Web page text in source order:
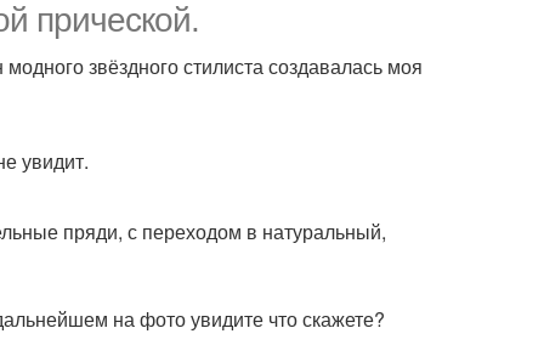
прической.
звёздного стилиста создавалась моя
увидит.
пряди, с переходом в натуральный,
на фото увидите что скажете?